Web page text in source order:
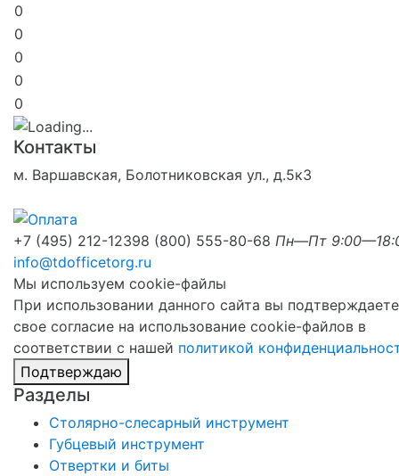
0
0
0
0
0
Контакты
м. Варшавская, Болотниковская ул., д.5к3
+7 (495) 212-12398 (800) 555-80-68 Пн—Пт
info@tdofficetorg.ru
Мы используем cookie-файлы
При использовании данного сайта вы подтверждаете
свое согласие на использование cookie-файлов в
соответствии с нашей политикой
Подтверждаю
Разделы
Столярно-слесарный инструмент
Губцевый инструмент
Отвертки и биты